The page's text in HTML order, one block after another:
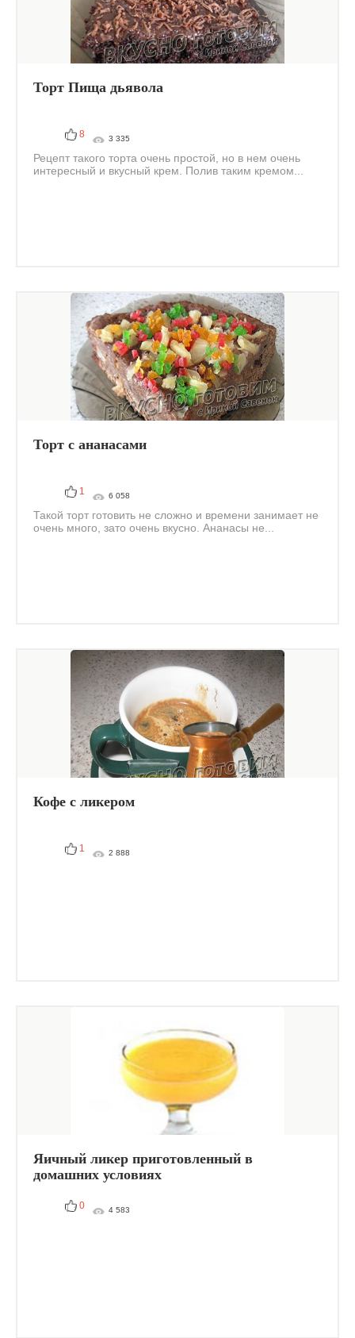
Торт Пища дьявола
8 3 335
Рецепт такого торта очень простой, но в нем очень
интересный и вкусный крем. Полив таким кремом...
Торт с ананасами
1 6 058
Такой торт готовить не сложно и времени занимает не
очень много, зато очень вкусно. Ананасы не...
Кофе с ликером
1 2 888
Яичный ликер приготовленный в
домашних условиях
0 4 583